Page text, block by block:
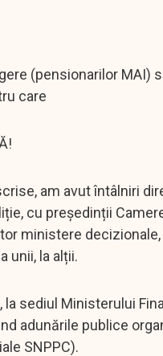
(pensionarilor MAI)
care
am avut întâlniri
cu președinții
ministere decizionale,
unii, la alții.
sediul Ministerului
adunările publice
SNPPC).